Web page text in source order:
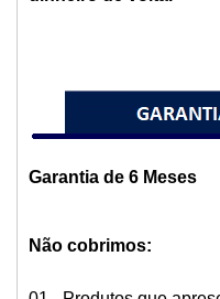
Garantia de 6 Meses
Não cobrimos: